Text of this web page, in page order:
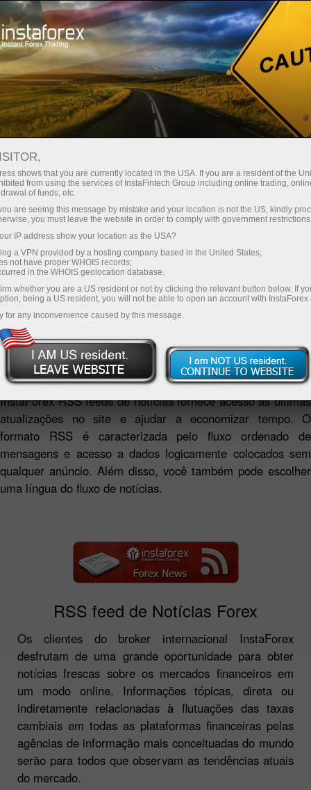
RSS InstaForex
RSS FEEDS DA COMPANHIA
INSTAFOREX
Abrir conta de negociação
Abrir conta demo
RSS feeds de notícias da Companhia InstaForex Company
representa um resumo das análises e notícias frescas de
forex e também notícias da Companhia em um formato
conveniente.
InstaForex RSS feeds de notícias fornece acesso às últimas
atualizações no site e ajudar a economizar tempo. O
formato RSS é caracterizada pelo fluxo ordenado de
mensagens e acesso a dados logicamente colocados sem
qualquer anúncio. Além disso, você também pode escolher
uma língua do fluxo de notícias.
RSS feed de Notícias Forex
Os clientes do broker internacional InstaForex
desfrutam de uma grande oportunidade para obter
notícias frescas sobre os mercados financeiros em
um modo online. Informações tópicas, direta ou
indiretamente relacionadas à flutuações das taxas
cambiais em todas as plataformas financeiras pelas
agências de informação mais conceituadas do mundo
serão para todos que observam as tendências atuais
do mercado.
shows that you are currently located in the USA. If you are a resident of the
from using the services of InstaFintech Group including online trading,
of funds, etc.
are seeing this message by mistake and your location is not the US, kindly
you must leave the website in order to comply with government
IP address show your location as the USA?
a VPN provided by a hosting company based in the United States;
not have proper WHOIS records;
in the WHOIS geolocation database.
whether you are a US resident or not by clicking the relevant button below. If
being a US resident, you will not be able to open an account with InstaForex
for any inconvenience caused by this message.